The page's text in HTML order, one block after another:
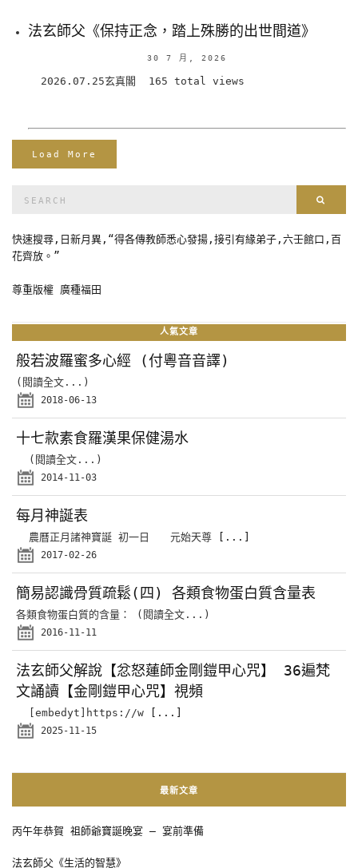
法玄師父《保持正念，踏上殊勝的出世間道》
30 7 月, 2026
2026.07.25玄真閣 165 total views
Load More
快速搜尋,日新月異,“得各傳教師悉心發揚,接引有緣弟子,六壬館口,百
花齊放。”
尊重版權 廣種福田
人氣文章
般若波羅蜜多心經 (付粵音音譯)
(閱讀全文...)
2018-06-13
十七款素食羅漢果保健湯水
(閱讀全文...)
2014-11-03
每月神誕表
農曆正月諸神寶誕 初一日 元始天尊 [...]
2017-02-26
簡易認識骨質疏鬆(四) 各類食物蛋白質含量表
各類食物蛋白質的含量： (閱讀全文...)
2016-11-11
法玄師父解說【忿怒蓮師金剛鎧甲心咒】 36遍梵
文誦讀【金剛鎧甲心咒】視頻
[embedyt]https://w [...]
2025-11-15
最新文章
丙午年恭賀 祖師爺寶誕晚宴 – 宴前準備
法玄師父《生活的智慧》